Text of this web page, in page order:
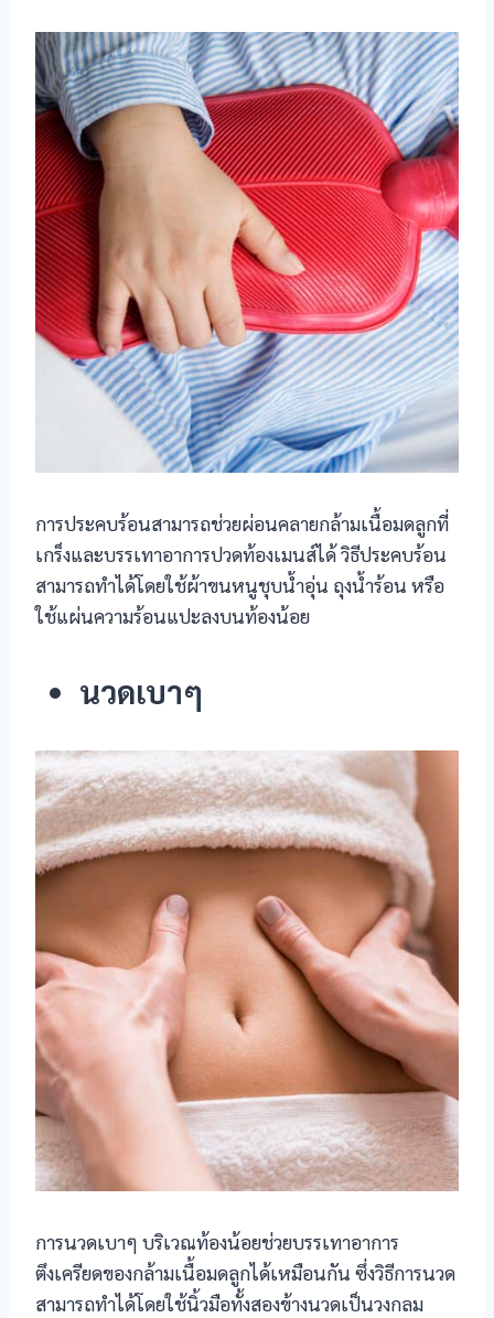
การประคบร้อนสามารถช่วยผ่อนคลายกล้ามเนื้อมดลูกที่
เกร็งและบรรเทาอาการปวดท้องเมนส์ได้ วิธีประคบร้อน
สามารถทำได้โดยใช้ผ้าขนหนูชุบน้ำอุ่น ถุงน้ำร้อน หรือ
ใช้แผ่นความร้อนแปะลงบนท้องน้อย
นวดเบาๆ
การนวดเบาๆ บริเวณท้องน้อยช่วยบรรเทาอาการ
ตึงเครียดของกล้ามเนื้อมดลูกได้เหมือนกัน ซึ่งวิธีการนวด
สามารถทำได้โดยใช้นิ้วมือทั้งสองข้างนวดเป็นวงกลม